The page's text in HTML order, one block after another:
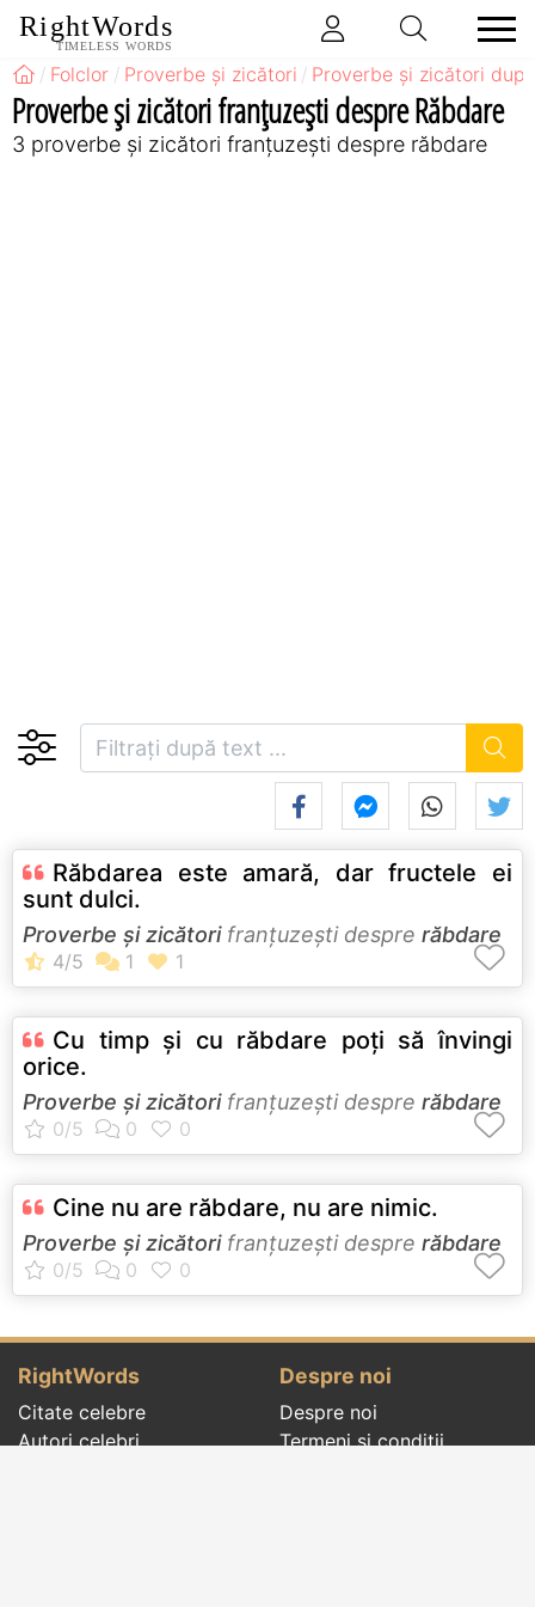
RightWords
TIMELESS WORDS
Folclor Proverbe și zicători Proverbe și zicători
Proverbe și zicători franţuzeşti despre Răbdare
3 proverbe și zicători franţuzeşti despre răbdare
Răbdarea este amară, dar fructele ei
sunt dulci.
Proverbe și zicătorifranţuzeşti despre răbdare
Cu timp şi cu răbdare poţi să învingi
orice.
Proverbe și zicătorifranţuzeşti despre răbdare
Cine nu are răbdare, nu are nimic.
Proverbe și zicătorifranţuzeşti despre răbdare
RightWords
Citate celebre
Autori celebri
Despre noi
Despre noi
Termeni și condiții